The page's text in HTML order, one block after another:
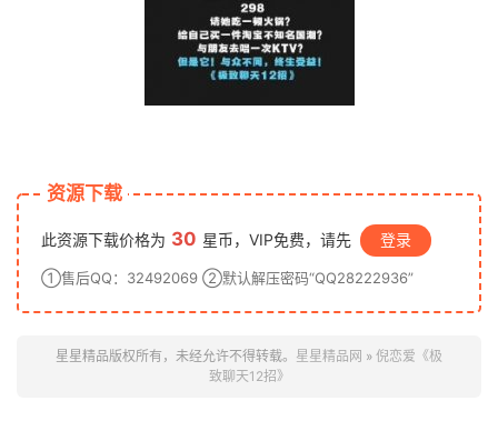
资源下载
此资源下载价格为 30 星币，VIP免费，请先 登录
①售后QQ：32492069 ②默认解压密码“QQ28222936”
星星精品版权所有，未经允许不得转载。 星星精品网 » 倪恋爱《极
致聊天12招》